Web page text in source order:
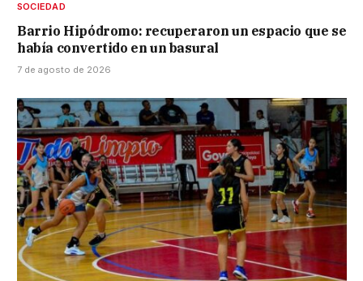
SOCIEDAD
Barrio Hipódromo: recuperaron un espacio que se
había convertido en un basural
7 de agosto de 2026